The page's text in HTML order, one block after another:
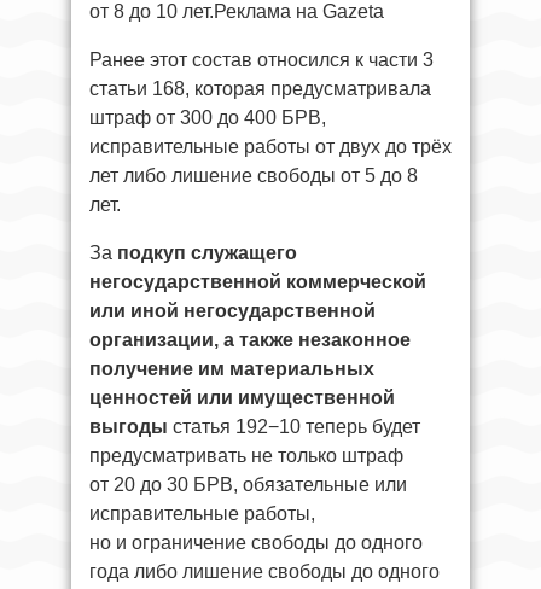
от 8 до 10 лет.Реклама на Gazeta
Ранее этот состав относился к части 3
статьи 168, которая предусматривала
штраф от 300 до 400 БРВ,
исправительные работы от двух до трёх
лет либо лишение свободы от 5 до 8
лет.
За подкуп служащего
негосударственной коммерческой
или иной негосударственной
организации, а также незаконное
получение им материальных
ценностей или имущественной
выгоды статья 192−10 теперь будет
предусматривать не только штраф
от 20 до 30 БРВ, обязательные или
исправительные работы,
но и ограничение свободы до одного
года либо лишение свободы до одного